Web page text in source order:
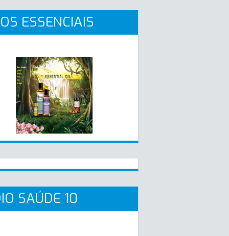
ESSENCIAIS
SAÚDE 10